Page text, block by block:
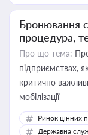
Бронювання
процедура,
Про що тема:
підприємствах,
критично
мобілізації
Ринок цінних
Державна